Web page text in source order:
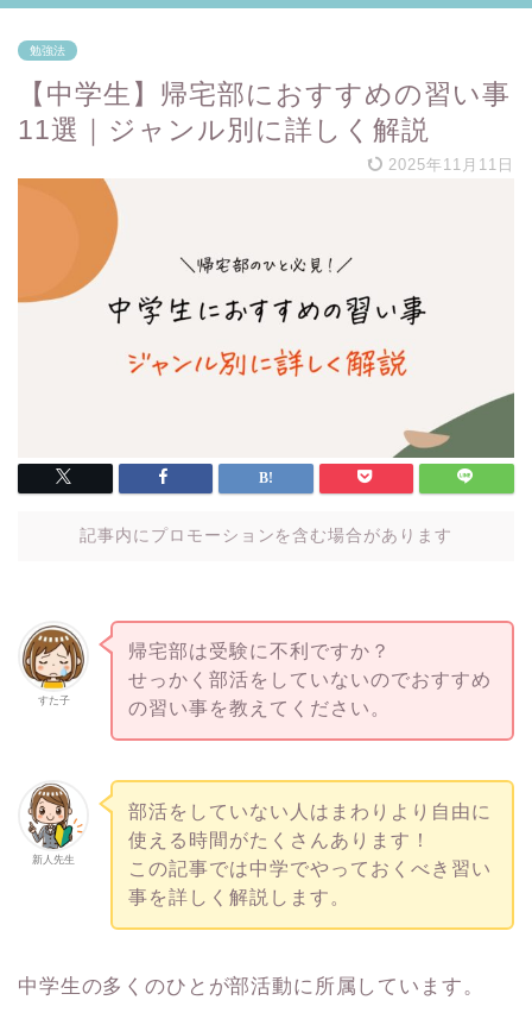
勉強法
【中学生】帰宅部におすすめの習い事
11選｜ジャンル別に詳しく解説
2025年11月11日
記事内にプロモーションを含む場合があります
すた子
帰宅部は受験に不利ですか？
せっかく部活をしていないのでおすすめ
の習い事を教えてください。
新人先生
部活をしていない人はまわりより自由に
使える時間がたくさんあります！
この記事では中学でやっておくべき習い
事を詳しく解説します。
中学生の多くのひとが部活動に所属しています。